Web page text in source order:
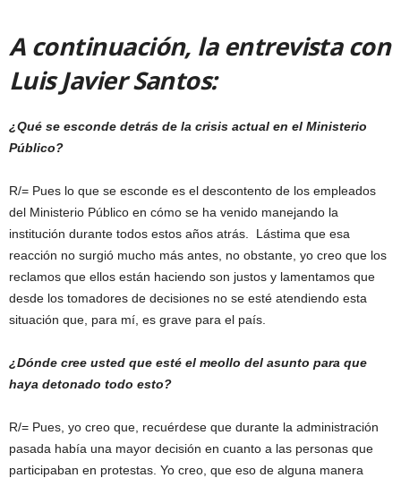
A continuación, la entrevista con
Luis Javier Santos:
¿Qué se esconde detrás de la crisis actual en el Ministerio
Público?
R/= Pues lo que se esconde es el descontento de los empleados
del Ministerio Público en cómo se ha venido manejando la
institución durante todos estos años atrás. Lástima que esa
reacción no surgió mucho más antes, no obstante, yo creo que los
reclamos que ellos están haciendo son justos y lamentamos que
desde los tomadores de decisiones no se esté atendiendo esta
situación que, para mí, es grave para el país.
¿Dónde cree usted que esté el meollo del asunto para que
haya detonado todo esto?
R/= Pues, yo creo que, recuérdese que durante la administración
pasada había una mayor decisión en cuanto a las personas que
participaban en protestas. Yo creo, que eso de alguna manera